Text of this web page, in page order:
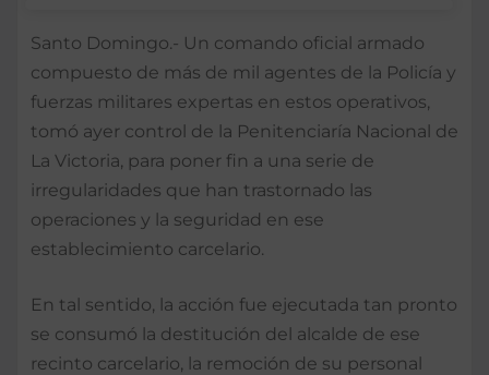
Santo Domingo.- Un comando oficial arma­do
compuesto de más de mil agentes de la Policía y
fuerzas militares expertas en estos operativos,
tomó ayer control de la Peniten­ciaría Nacional de
La Vic­toria, para poner fin a una serie de
irregularidades que han trastornado las
operaciones y la seguri­dad en ese
establecimien­to carcelario.
En tal sentido, la acción fue ejecutada ­tan pronto
se consumó la destitución del alcalde de ese
recinto carcelario, la remoción de su personal